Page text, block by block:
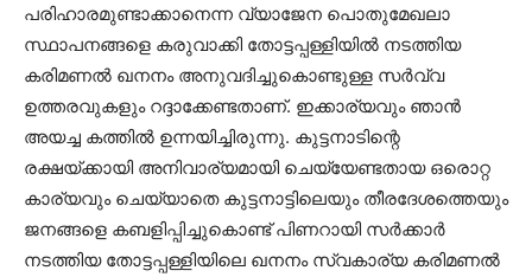
പരിഹാരമുണ്ടാക്കാനെന്ന വ്യാജേന പൊതുമേഖലാ
സ്ഥാപനങ്ങളെ കരുവാക്കി തോട്ടപ്പള്ളിയില്‍ നടത്തിയ
കരിമണല്‍ ഖനനം അനുവദിച്ചുകൊണ്ടുള്ള സര്‍വ്വ
ഉത്തരവുകളും റദ്ദാക്കേണ്ടതാണ്. ഇക്കാര്യവും ഞാന്‍
അയച്ച കത്തില്‍ ഉന്നയിച്ചിരുന്നു. കുട്ടനാടിന്റെ
രക്ഷയ്ക്കായി അനിവാര്യമായി ചെയ്യേണ്ടതായ ഒരൊറ്റ
കാര്യവും ചെയ്യാതെ കുട്ടനാട്ടിലെയും തീരദേശത്തെയും
ജനങ്ങളെ കബളിപ്പിച്ചുകൊണ്ട് പിണറായി സര്‍ക്കാര്‍
നടത്തിയ തോട്ടപ്പള്ളിയിലെ ഖനനം സ്വകാര്യ കരിമണല്‍